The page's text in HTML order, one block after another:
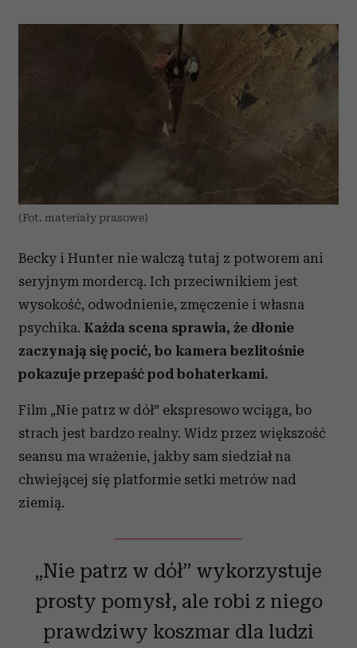
(Fot. materiały prasowe)
Becky i Hunter nie walczą tutaj z potworem ani
seryjnym mordercą. Ich przeciwnikiem jest
wysokość, odwodnienie, zmęczenie i własna
psychika. Każda scena sprawia, że dłonie
zaczynają się pocić, bo kamera bezlitośnie
pokazuje przepaść pod bohaterkami.
Film „Nie patrz w dół” ekspresowo wciąga, bo
strach jest bardzo realny. Widz przez większość
seansu ma wrażenie, jakby sam siedział na
chwiejącej się platformie setki metrów nad
ziemią.
„Nie patrz w dół” wykorzystuje
prosty pomysł, ale robi z niego
prawdziwy koszmar dla ludzi